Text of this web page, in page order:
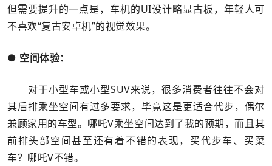
但需要提升的一点是，车机的UI设计略显古板，年轻人可
不喜欢“复古安卓机”的视觉效果。
● 空间体验：
对于小型车或小型SUV来说，很多消费者往往不会对
其后排乘坐空间有过多要求，毕竟这是更适合代步，偶尔
兼顾家用的车型。哪吒V乘坐空间达到了我的预期，而且其
前排头部空间甚至还有着不错的表现，买代步车、买菜
车？哪吒V不错。